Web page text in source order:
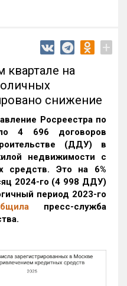
+
квартале на
снижение
Росреестра по
4 696 договоров
(ДДУ) в
недвижимости с
средств. Это на 6%
2024-го (4 998 ДДУ)
период 2023-го
пресс-служба